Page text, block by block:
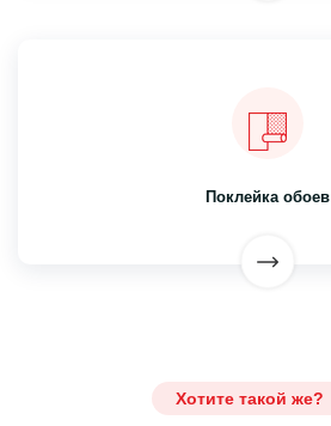
Поклейка обоев
Хотите такой же?